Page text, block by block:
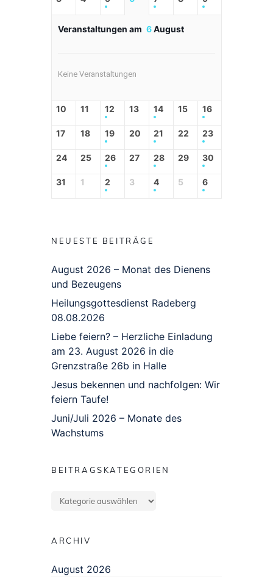
Veranstaltungen am 6August
Keine Veranstaltungen
10 11 12 13 14 15 16
17 18 19 20 21 22 23
24 25 26 27 28 29 30
31 1 2 3 4 5 6
NEUESTE BEITRÄGE
August 2026 – Monat des Dienens
und Bezeugens
Heilungsgottesdienst Radeberg
08.08.2026
Liebe feiern? – Herzliche Einladung
am 23. August 2026 in die
Grenzstraße 26b in Halle
Jesus bekennen und nachfolgen: Wir
feiern Taufe!
Juni/Juli 2026 – Monate des
Wachstums
BEITRAGSKATEGORIEN
Beitragskategorien
ARCHIV
August 2026